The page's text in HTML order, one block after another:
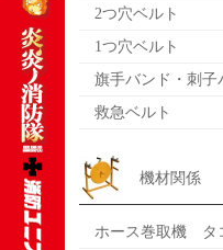
2つ穴ベルト
1つ穴ベルト
旗手バンド・刺子
救急ベルト
機材関係
ホース巻取機 タ